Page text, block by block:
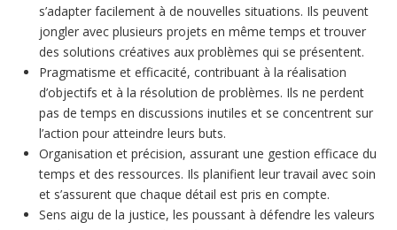
s’adapter facilement à de nouvelles situations. Ils peuvent
jongler avec plusieurs projets en même temps et trouver
des solutions créatives aux problèmes qui se présentent.
Pragmatisme et efficacité, contribuant à la réalisation
d’objectifs et à la résolution de problèmes. Ils ne perdent
pas de temps en discussions inutiles et se concentrent sur
l’action pour atteindre leurs buts.
Organisation et précision, assurant une gestion efficace du
temps et des ressources. Ils planifient leur travail avec soin
et s’assurent que chaque détail est pris en compte.
Sens aigu de la justice, les poussant à défendre les valeurs